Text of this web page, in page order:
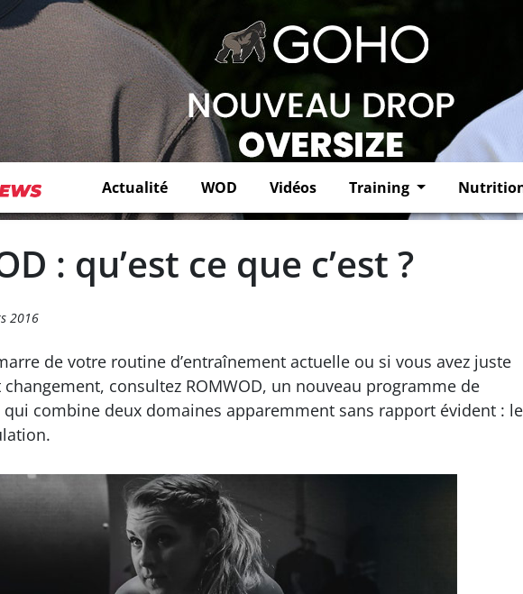
Actualité WOD Vidéos Training
: qu’est ce que c’est ?
2016
de votre routine d’entraînement actuelle ou si vous avez juste
changement, consultez ROMWOD, un nouveau programme de
combine deux domaines apparemment sans rapport évident : le